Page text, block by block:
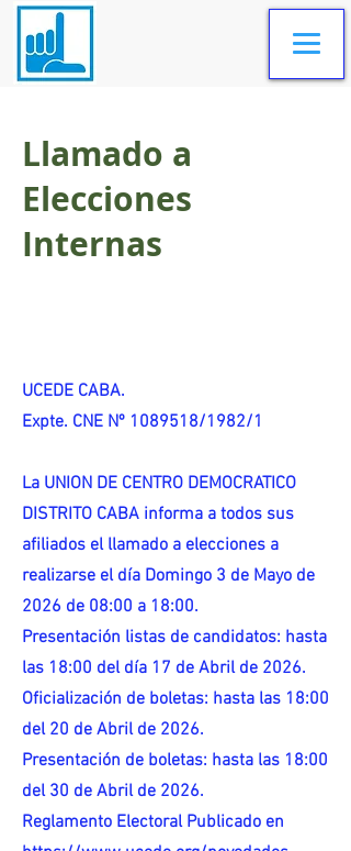
Llamado a
Elecciones
Internas
UCEDE CABA.
Expte. CNE Nº 1089518/1982/1
La UNION DE CENTRO DEMOCRATICO
DISTRITO CABA informa a todos sus
afiliados el llamado a elecciones a
realizarse el día Domingo 3 de Mayo de
2026 de 08:00 a 18:00.
Presentación listas de candidatos: hasta
las 18:00 del día 17 de Abril de 2026.
Oficialización de boletas: hasta las 18:00
del 20 de Abril de 2026.
Presentación de boletas: hasta las 18:00
del 30 de Abril de 2026.
Reglamento Electoral Publicado en